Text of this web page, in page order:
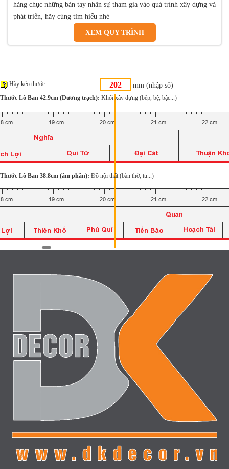
hàng chục những bàn tay nhân sự tham gia vào quá trình xây dựng và
phát triển, hãy cùng tìm hiểu nhé
XEM QUY TRÌNH
mm (nhập số)
Hãy kéo thước
Thước Lỗ Ban 42.9cm (Dương trạch): Khối xây dựng (bếp, bệ, bậc...)
Thước Lỗ Ban 38.8cm (âm phần): Đồ nội thất (bàn thờ, tủ...)